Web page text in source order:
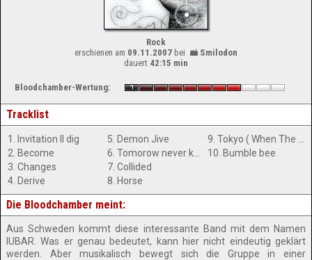
Rock
erschienen am 09.11.2007bei
Smilodon
dauert 42:15 min
Bloodchamber-Wertung:
Tracklist
1. Invitation II dig
2. Become
3. Changes
4. Derive
5. Demon Jive
7. Collided
8. Horse
10. Bumble bee
Die Bloodchamber meint:
Aus Schweden kommt diese interessante Band mit dem Namen
IUBAR. Was er genau bedeutet, kann hier nicht eindeutig geklärt
werden. Aber musikalisch bewegt sich die Gruppe in einer